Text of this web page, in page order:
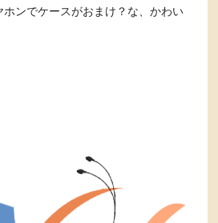
ホンでケースがおまけ？な、かわい